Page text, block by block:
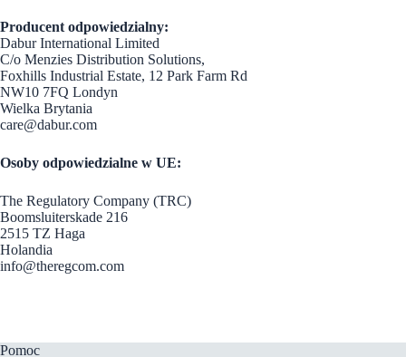
Producent odpowiedzialny:
Dabur International Limited
C/o Menzies Distribution Solutions,
Foxhills Industrial Estate, 12 Park Farm Rd
NW10 7FQ Londyn
Wielka Brytania
care@dabur.com
Osoby odpowiedzialne w UE:
The Regulatory Company (TRC)
Boomsluiterskade 216
2515 TZ Haga
Holandia
info@theregcom.com
Pomoc